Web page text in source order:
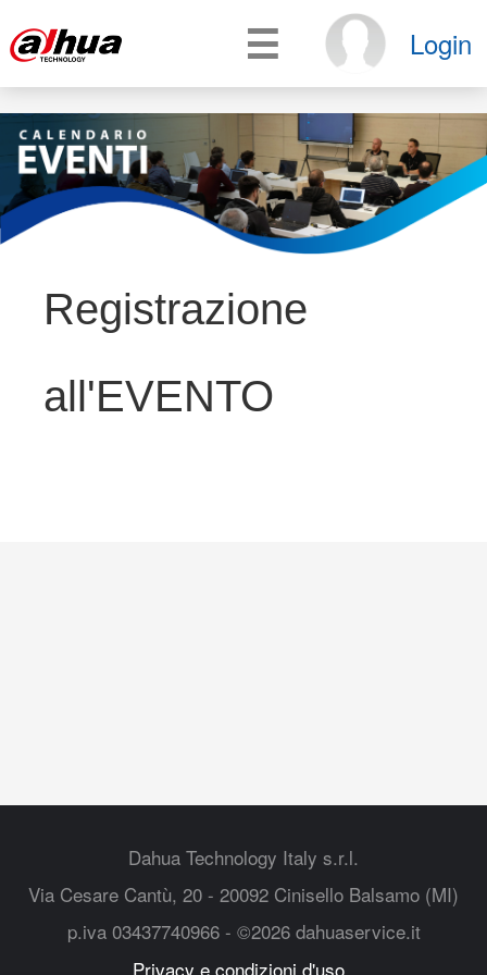
Login
☰
Registrazione
all'EVENTO
Dahua Technology Italy s.r.l.
Via Cesare Cantù, 20 - 20092 Cinisello Balsamo (MI)
p.iva 03437740966 - ©2026 dahuaservice.it
Privacy e condizioni d'uso